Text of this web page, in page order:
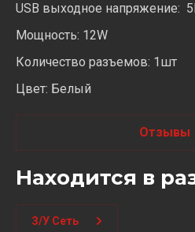
USB выходное напряжение:
Мощность: 12W
Количество разъемов: 1шт
Цвет: Белый
Отзывы
Находится в
З/У Сеть